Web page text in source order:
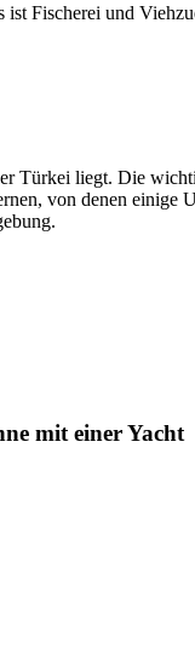
Fischerei und
Türkei liegt. Die
von denen
mit einer Yacht